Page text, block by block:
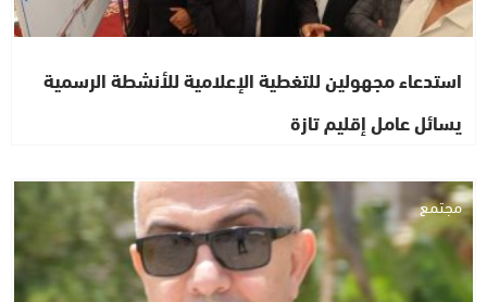
استدعاء مجهولين للتغطية الإعلامية للأنشطة الرسمية
يسائل عامل إقليم تازة
مجتمع